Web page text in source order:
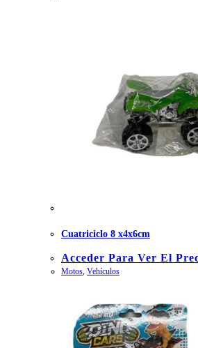
Cuatriciclo 8 x4x6cm
Acceder Para Ver El
Motos Vehículos